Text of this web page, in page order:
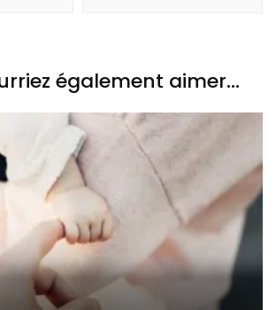
également aimer...